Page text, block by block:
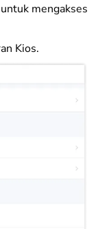
mengakses
Kios.